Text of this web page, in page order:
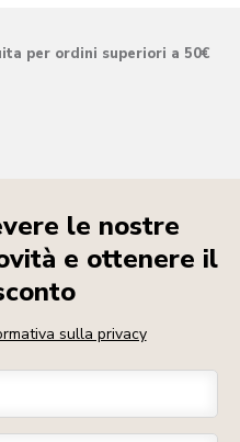
per ordini superiori a 50€
le nostre
e ottenere il
sulla privacy